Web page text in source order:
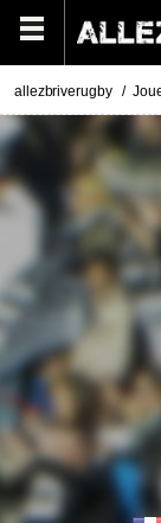
allezbriverugby